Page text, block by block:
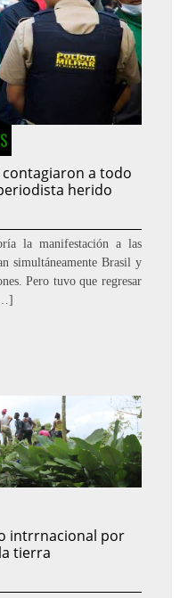
contagiaron a todo
herido
la manifestación a las
simultáneamente Brasil y
Pero tuvo que regresar
intrrnacional por
tierra